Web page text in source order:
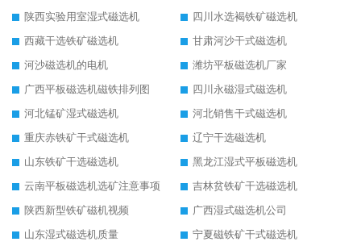
陕西实验用室湿式磁选机
四川水选褐铁矿磁选机
西藏干选铁矿磁选机
甘肃河沙干式磁选机
河沙磁选机的电机
潍坊平板磁选机厂家
广西平板磁选机磁铁排列图
四川永磁湿式磁选机
河北锰矿湿式磁选机
河北销售干式磁选机
重庆赤铁矿干式磁选机
辽宁干选磁选机
山东铁矿干选磁选机
黑龙江湿式平板磁选机
云南平板磁选机选矿注意事项
吉林贫铁矿干选磁选机
陕西新型铁矿磁机视频
广西湿式磁选机公司
山东湿式磁选机质量
宁夏磁铁矿干式磁选机